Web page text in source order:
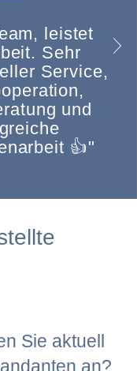
leistet
Sehr
Service,
und
👍"
Sie aktuell
an?